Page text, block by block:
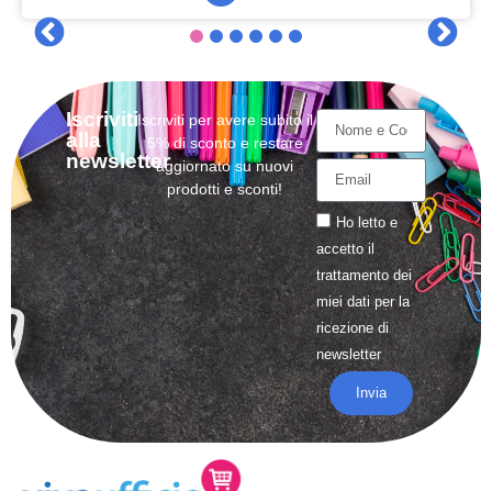
Iscriviti
alla
newsletter
Iscriviti per avere subito il
5% di sconto e restare
aggiornato su nuovi
prodotti e sconti!
Ho letto e
accetto il
trattamentodei
miei dati per la
ricezione di
newsletter
Invia